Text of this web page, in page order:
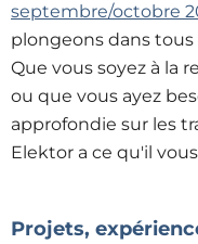
septembre/octobre
plongeons dans
Que vous soyez à la
ou que vous ayez
approfondie sur les
Elektor a ce qu'il
Projets,